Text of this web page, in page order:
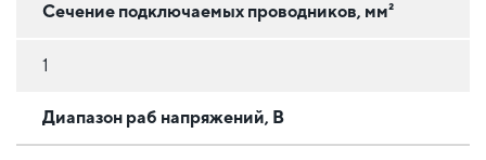
Сечение подключаемых проводников, мм²
1
Диапазон раб напряжений, В